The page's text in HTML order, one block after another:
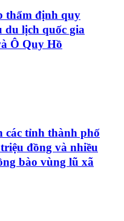
thẩm định quy
du lịch quốc gia
Ô Quy Hồ
các tỉnh thành phố
đồng và nhiều
bào vùng lũ xã